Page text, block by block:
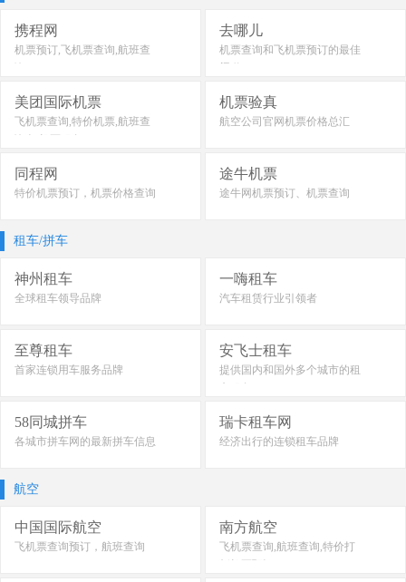
携程网
机票预订,飞机票查询,航班查
去哪儿
机票查询和飞机票预订的最佳
美团国际机票
飞机票查询,特价机票,航班查
机票验真
航空公司官网机票价格总汇
同程网
特价机票预订，机票价格查询
途牛机票
途牛网机票预订、机票查询
租车/拼车
神州租车
全球租车领导品牌
一嗨租车
汽车租赁行业引领者
至尊租车
首家连锁用车服务品牌
安飞士租车
提供国内和国外多个城市的租
58同城拼车
各城市拼车网的最新拼车信息
瑞卡租车网
经济出行的连锁租车品牌
航空
中国国际航空
飞机票查询预订，航班查询
南方航空
飞机票查询,航班查询,特价打